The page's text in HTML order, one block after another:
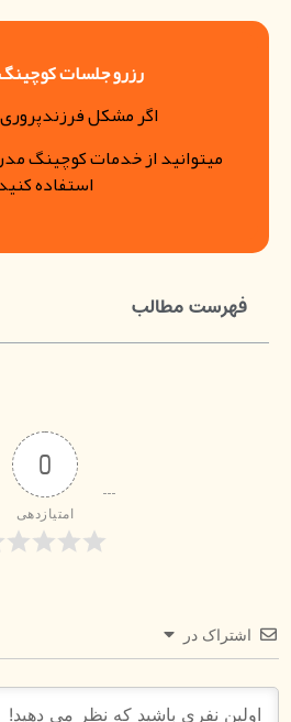
رزرو جلسات
اگر مشکل
میتوانید از خدمات کوچینگ
استفاده
فهرست مطالب
0
امتیازدهی
اشتراک در